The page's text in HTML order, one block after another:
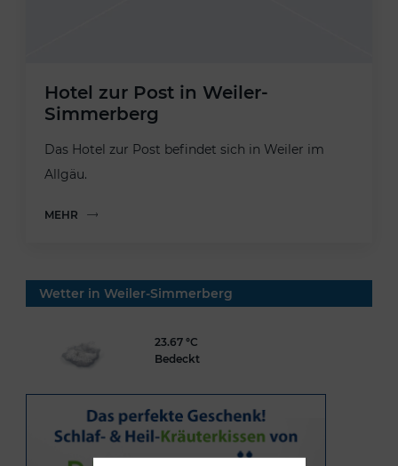
Hotel zur Post in Weiler-
Simmerberg
Das Hotel zur Post befindet sich in Weiler im
Allgäu.
MEHR
Wetter in Weiler-Simmerberg
23.67 °C
Bedeckt